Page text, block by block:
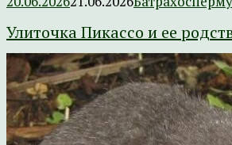
Улиточка Пикассо и ее